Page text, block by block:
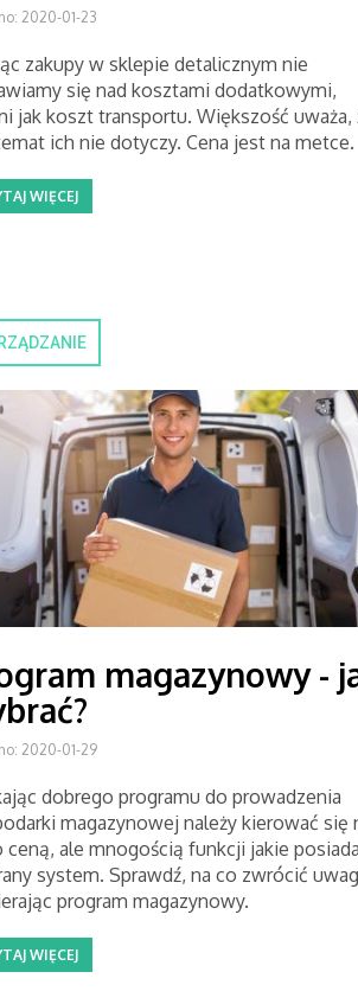
2020-01-23
zakupy w sklepie detalicznym nie
się nad kosztami dodatkowymi,
jak koszt transportu. Większość uważa,
ich nie dotyczy. Cena jest na metce.
WIĘCEJ
magazynowy -
2020-01-29
dobrego programu do prowadzenia
magazynowej należy kierować się
ceną, ale mnogością funkcji jakie posiada
system. Sprawdź, na co zwrócić
program magazynowy.
WIĘCEJ